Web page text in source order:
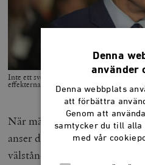
Inte ett svenskt fenomen. USA:s
effekterna av sin ekonomiska politik
När människor har klättrat
anser de sig kunna fokusera
välstånd. Det starka
Denna
använder
Denna webbplats
att förbättra
Genom att
samtycker du till alla
med vår